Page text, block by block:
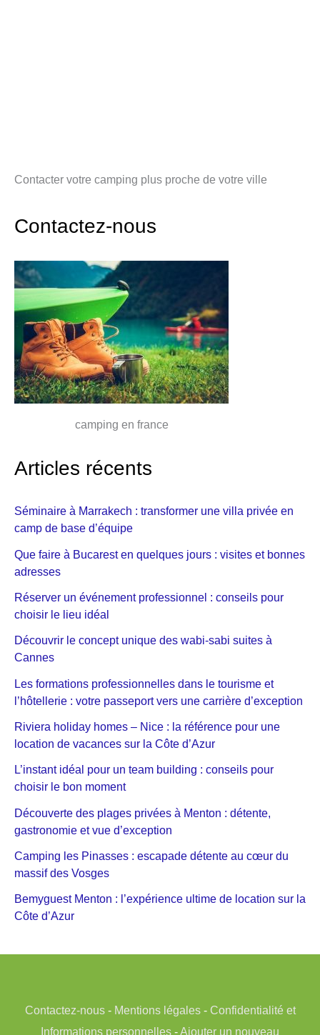
Contacter votre camping plus proche de votre ville
Contactez-nous
camping en france
Articles récents
Séminaire à Marrakech : transformer une villa privée en
camp de base d’équipe
Que faire à Bucarest en quelques jours : visites et bonnes
adresses
Réserver un événement professionnel : conseils pour
choisir le lieu idéal
Découvrir le concept unique des wabi-sabi suites à
Cannes
Les formations professionnelles dans le tourisme et
l’hôtellerie : votre passeport vers une carrière d’exception
Riviera holiday homes – Nice : la référence pour une
location de vacances sur la Côte d’Azur
L’instant idéal pour un team building : conseils pour
choisir le bon moment
Découverte des plages privées à Menton : détente,
gastronomie et vue d’exception
Camping les Pinasses : escapade détente au cœur du
massif des Vosges
Bemyguest Menton : l’expérience ultime de location sur la
Côte d’Azur
Contactez-nous- Mentions légales- Confidentialité et
Informations personnelles -Ajouter un nouveau